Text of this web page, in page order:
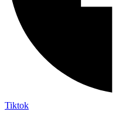
Tiktok